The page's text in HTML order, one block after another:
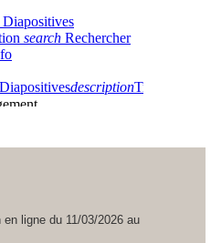
ligne du 11/03/2026 au